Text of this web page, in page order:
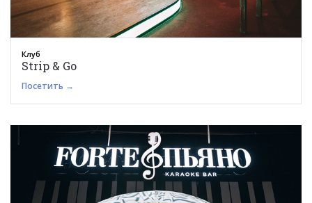
Клуб
Strip & Go
Посетить →